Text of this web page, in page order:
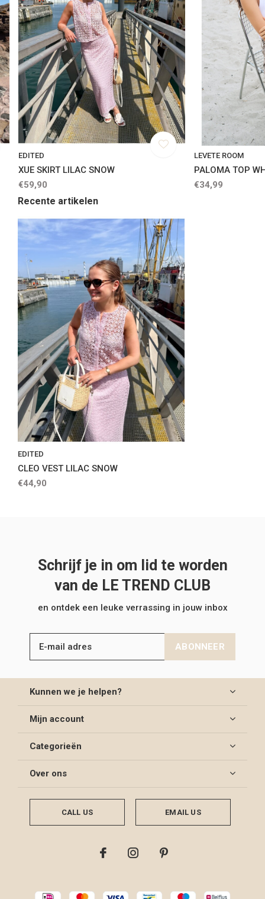
EDITED
XUE SKIRT LILAC SNOW
€59,90
LEVETE ROOM
PALOMA TOP
€34,99
Recente artikelen
EDITED
CLEO VEST LILAC SNOW
€44,90
Schrijf je in om lid te worden
van de LE TREND CLUB
en ontdek een leuke verrassing in jouw inbox
ABONNEER
Kunnen we je helpen?
Mijn account
Categorieën
Over ons
CALL US EMAIL US